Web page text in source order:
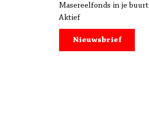
Masereelfonds in je buurt
Aktief
Nieuwsbrief